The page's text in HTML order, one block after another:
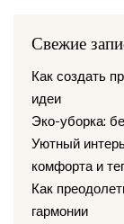
Свежие
Как создать
идеи
Эко-уборка:
Уютный
комфорта и
Как
гармонии